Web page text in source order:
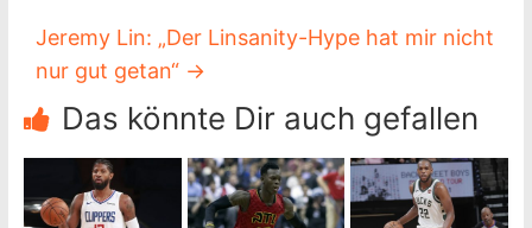
Jeremy Lin: „Der Linsanity-Hype hat mir nicht
nur gut getan“ →
Das könnte Dir auch gefallen